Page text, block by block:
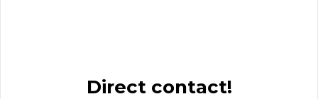
Direct contact!